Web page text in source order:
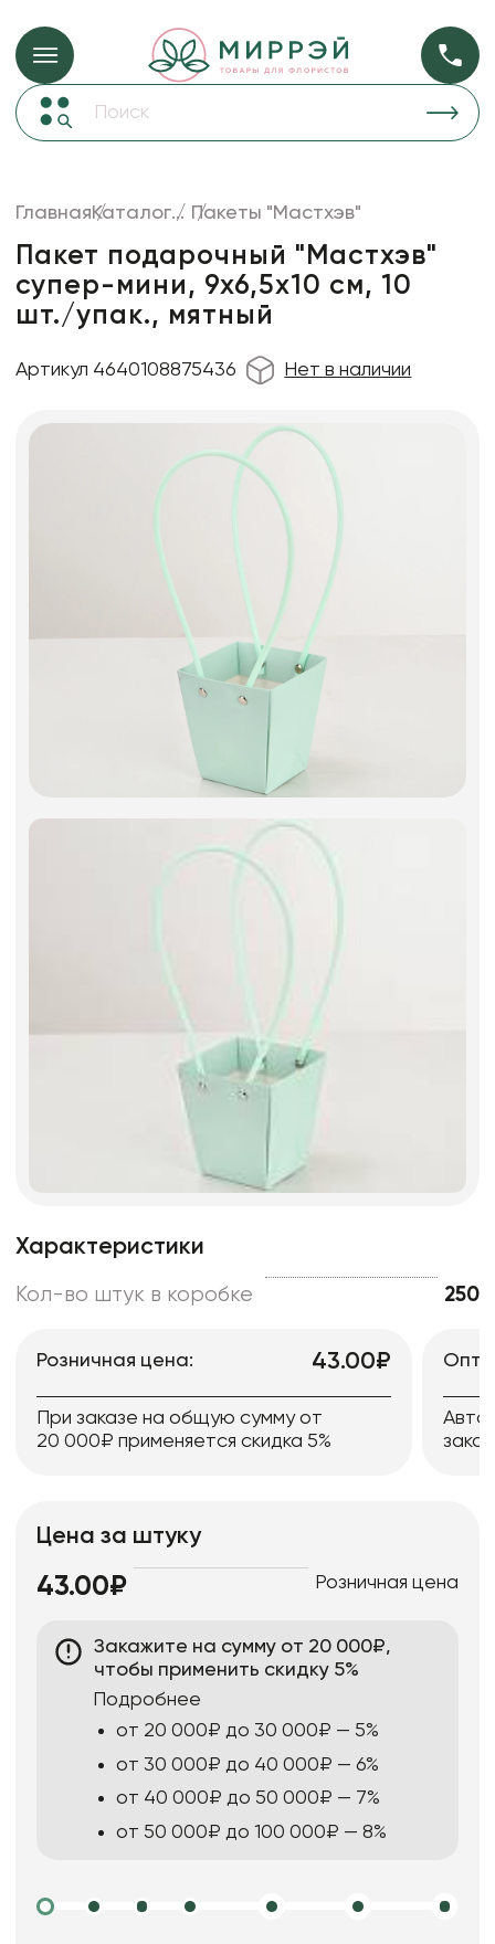
Упаковка для цветов и подарков Упаковка для
Пленка
прозрачная
Лента
Искусственные цветы и растения
Декоративные вазы, кашпо
ГлавнаяКаталог... Пакеты "Мастхэв"
Пакет подарочный "Мастхэв"
супер-мини, 9х6,5х10 см, 10
шт./упак., мятный
Артикул 4640108875436 Нет в наличии
Характеристики
Кол-во штук в коробке 250
Розничная цена: 43.00₽
При заказе на общую сумму от
20 000₽ применяется скидка 5%
Цена за штуку
43.00₽ Розничная цена
Закажите на сумму от 20 000₽,
чтобы применить скидку 5%
Подробнее
от 20 000₽ до 30 000₽ — 5%
от 30 000₽ до 40 000₽ — 6%
от 40 000₽ до 50 000₽ — 7%
от 50 000₽ до 100 000₽ — 8%